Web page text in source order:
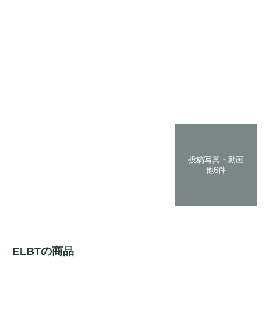
投稿写真・動画
他6件
ELBTの商品